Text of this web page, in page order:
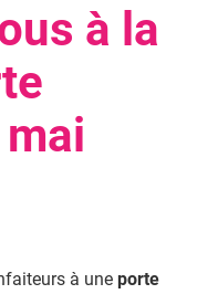
à la
à une porte